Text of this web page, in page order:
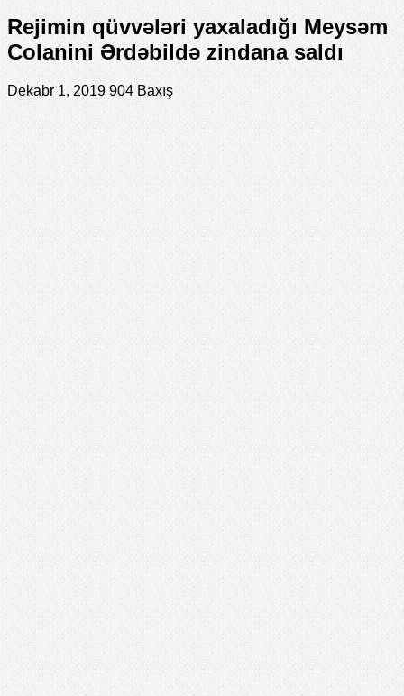
Rejimin qüvvələri yaxaladığı Meysəm
Colanini Ərdəbildə zindana saldı
Dekabr 1, 2019 904 Baxış